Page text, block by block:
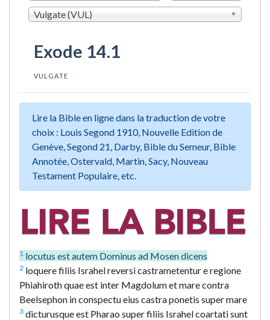
Vulgate (VUL)
Exode 14.1
VULGATE
Lire la Bible en ligne dans la traduction de votre
choix : Louis Segond 1910, Nouvelle Edition de
Genève, Segond 21, Darby, Bible du Semeur, Bible
Annotée, Ostervald, Martin, Sacy, Nouveau
Testament Populaire, etc.
1 locutus est autem Dominus ad Mosen dicens
2 loquere filiis Israhel reversi castrametentur e regione
Phiahiroth quae est inter Magdolum et mare contra
Beelsephon in conspectu eius castra ponetis super mare
3 dicturusque est Pharao super filiis Israhel coartati sunt